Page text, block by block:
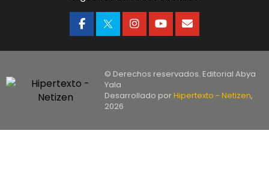
© Derechos reservados. Editorial Abya
Yala
Desarrollado porHipertexto - Netizen,
2026